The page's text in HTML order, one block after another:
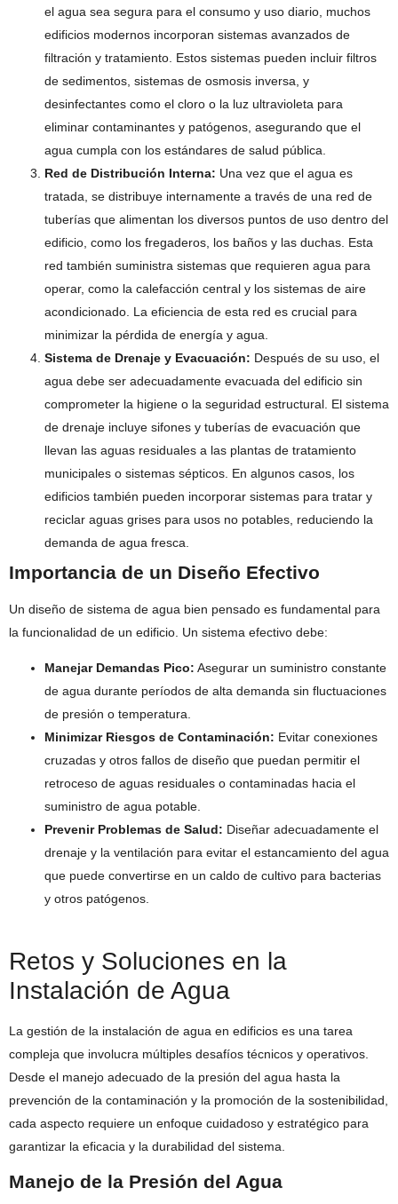
el agua sea segura para el consumo y uso diario, muchos
edificios modernos incorporan sistemas avanzados de
filtración y tratamiento. Estos sistemas pueden incluir filtros
de sedimentos, sistemas de osmosis inversa, y
desinfectantes como el cloro o la luz ultravioleta para
eliminar contaminantes y patógenos, asegurando que el
agua cumpla con los estándares de salud pública.
Red de Distribución Interna: Una vez que el agua es
tratada, se distribuye internamente a través de una red de
tuberías que alimentan los diversos puntos de uso dentro del
edificio, como los fregaderos, los baños y las duchas. Esta
red también suministra sistemas que requieren agua para
operar, como la calefacción central y los sistemas de aire
acondicionado. La eficiencia de esta red es crucial para
minimizar la pérdida de energía y agua.
Sistema de Drenaje y Evacuación: Después de su uso, el
agua debe ser adecuadamente evacuada del edificio sin
comprometer la higiene o la seguridad estructural. El sistema
de drenaje incluye sifones y tuberías de evacuación que
llevan las aguas residuales a las plantas de tratamiento
municipales o sistemas sépticos. En algunos casos, los
edificios también pueden incorporar sistemas para tratar y
reciclar aguas grises para usos no potables, reduciendo la
demanda de agua fresca.
Importancia de un Diseño Efectivo
Un diseño de sistema de agua bien pensado es fundamental para
la funcionalidad de un edificio. Un sistema efectivo debe:
Manejar Demandas Pico: Asegurar un suministro constante
de agua durante períodos de alta demanda sin fluctuaciones
de presión o temperatura.
Minimizar Riesgos de Contaminación: Evitar conexiones
cruzadas y otros fallos de diseño que puedan permitir el
retroceso de aguas residuales o contaminadas hacia el
suministro de agua potable.
Prevenir Problemas de Salud: Diseñar adecuadamente el
drenaje y la ventilación para evitar el estancamiento del agua
que puede convertirse en un caldo de cultivo para bacterias
y otros patógenos.
Retos y Soluciones en la
Instalación de Agua
La gestión de la instalación de agua en edificios es una tarea
compleja que involucra múltiples desafíos técnicos y operativos.
Desde el manejo adecuado de la presión del agua hasta la
prevención de la contaminación y la promoción de la sostenibilidad,
cada aspecto requiere un enfoque cuidadoso y estratégico para
garantizar la eficacia y la durabilidad del sistema.
Manejo de la Presión del Agua